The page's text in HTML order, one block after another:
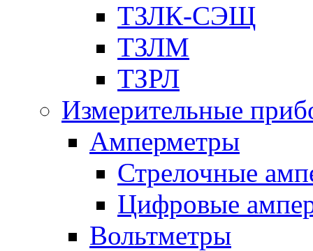
ТЗЛК-СЭЩ
ТЗЛМ
ТЗРЛ
Измерительные
Амперметры
Стрелочные
Цифровые
Вольтметры